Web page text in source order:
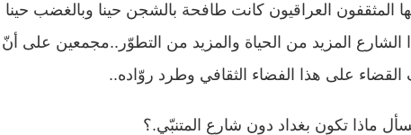
المثقفون العراقيون كانت طافحة بالشجن حينا وبالغضب حينا
الشارع المزيد من الحياة والمزيد من التطوّر..مجمعين على أنّ
القضاء على هذا الفضاء الثقافي وطرد روّاده..
ماذا تكون بغداد دون شارع المتنبّي.؟